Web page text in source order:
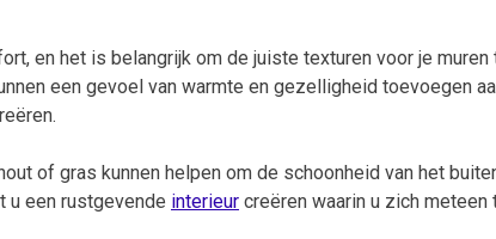
en het is belangrijk om de juiste texturen voor je
een gevoel van warmte en gezelligheid toevoegen
of gras kunnen helpen om de schoonheid van het
u een rustgevende interieur creëren waarin u zich meteen